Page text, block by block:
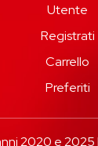
Utente
Registrati
Carrello
Preferiti
2020 e